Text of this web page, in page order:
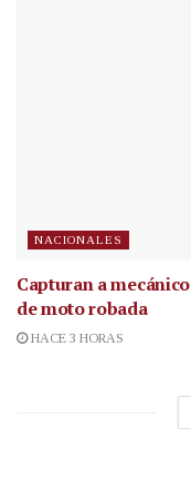
NACIONALES
Capturan a
de moto robada
HACE 3 HORAS